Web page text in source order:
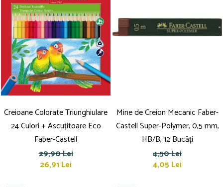
Creioane Colorate Triunghiulare
24 Culori + Ascuțitoare Eco
Faber-Castell
29,90 Lei
26,91 Lei
Mine de Creion Mecanic Faber-
Castell Super-Polymer, 0,5 mm,
HB/B, 12 Bucăți
4,50 Lei
4,05 Lei